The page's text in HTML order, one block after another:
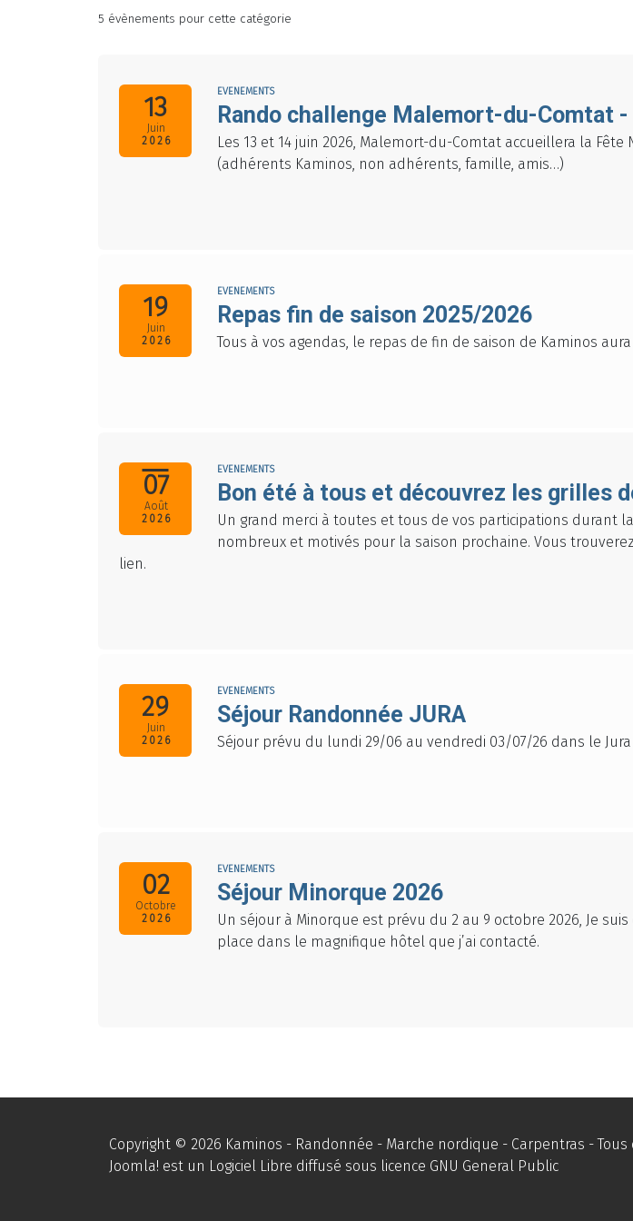
5 évènements pour cette catégorie
13
Juin
2026
EVENEMENTS
Rando challenge Malemort-du-Comtat
Les 13 et 14 juin 2026, Malemort-du-Comtat accueillera la
(adhérents Kaminos, non adhérents, famille, amis…)
19
Juin
2026
EVENEMENTS
Repas fin de saison 2025/2026
Tous à vos agendas, le repas de fin de saison de Kaminos
07
Août
2026
EVENEMENTS
Bon été à tous et découvrez les grilles
Un grand merci à toutes et tous de vos participations durant
nombreux et motivés pour la saison prochaine. Vous
lien.
29
Juin
2026
EVENEMENTS
Séjour Randonnée JURA
Séjour prévu du lundi 29/06 au vendredi 03/07/26 dans le Jura
02
Octobre
2026
EVENEMENTS
Séjour Minorque 2026
Un séjour à Minorque est prévu du 2 au 9 octobre 2026, Je
place dans le magnifique hôtel que j’ai contacté.
Copyright © 2026 Kaminos - Randonnée - Marche nordique - Carpentras -
Joomla! est un Logiciel Libre diffusé sous licence GNU General Public